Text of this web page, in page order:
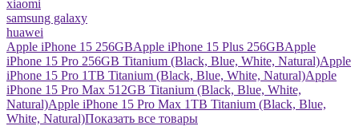
xiaomi
samsung galaxy
huawei
Apple iPhone 15 256GBApple iPhone 15 Plus 256GBApple
iPhone 15 Pro 256GB Titanium (Black, Blue, White, Natural)Apple
iPhone 15 Pro 1TB Titanium (Black, Blue, White, Natural)Apple
iPhone 15 Pro Max 512GB Titanium (Black, Blue, White,
Natural)Apple iPhone 15 Pro Max 1TB Titanium (Black, Blue,
White, Natural)Показать все товары